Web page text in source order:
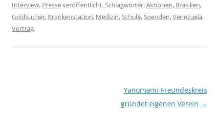
Interview, Presseveröffentlicht. Schlagwörter:Aktionen, Brasilien,
Goldsucher, Krankenstation, Medizin,Schule,Spenden,Venezuela,
Vortrag.
Yanomami-Freundeskreis
gründet eigenen Verein →